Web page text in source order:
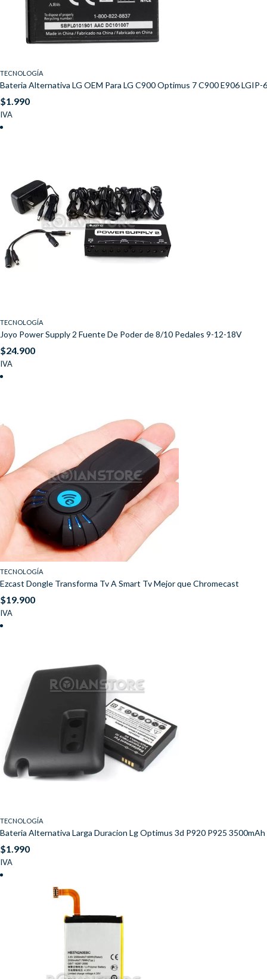
TECNOLOGÍA
Bateria Alternativa LG OEM Para LG C900 Optimus 7 C900 E906 LGIP-
$1.990
IVA
TECNOLOGÍA
Joyo Power Supply 2 Fuente De Poder de 8/10 Pedales 9-12-18V
$24.900
IVA
TECNOLOGÍA
Ezcast Dongle Transforma Tv A Smart Tv Mejor que Chromecast
$19.900
IVA
TECNOLOGÍA
Bateria Alternativa Larga Duracion Lg Optimus 3d P920 P925 3500mAh
$1.990
IVA